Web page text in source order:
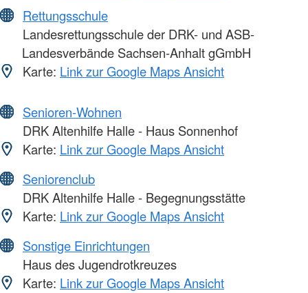
Rettungsschule
Landesrettungsschule der DRK- und ASB-
Landesverbände Sachsen-Anhalt gGmbH
Karte: Link zur Google Maps Ansicht
Senioren-Wohnen
DRK Altenhilfe Halle - Haus Sonnenhof
Karte: Link zur Google Maps Ansicht
Seniorenclub
DRK Altenhilfe Halle - Begegnungsstätte
Karte: Link zur Google Maps Ansicht
Sonstige Einrichtungen
Haus des Jugendrotkreuzes
Karte: Link zur Google Maps Ansicht